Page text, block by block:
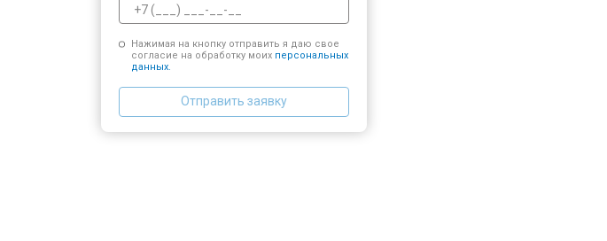
Нажимая на кнопку отправить я даю свое
согласие на обработку моих персональных
данных.
Отправить заявку